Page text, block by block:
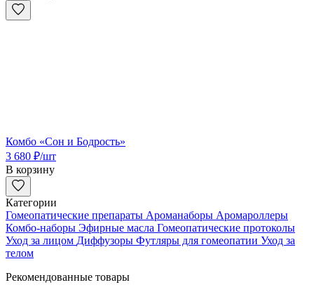
Комбо «Сон и Бодрость»
3 680 ₽/шт
В корзину
Категории
Гомеопатические препараты Ароманаборы Аромароллеры
Комбо-наборы Эфирные масла Гомеопатические протоколы
Уход за лицом Диффузоры Футляры для гомеопатии Уход за
телом
Рекомендованные товары